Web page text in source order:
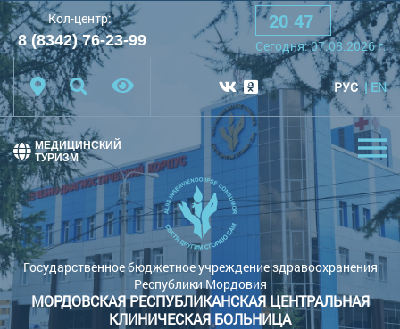
Шрифт: A A A
Цветовая схема: Черная схема
Обычный сайт
Кол-центр:
8 (8342) 76-23-99
20 47
Сегодня:07.08.2026г.
РУС EN
Государственное бюджетное учреждение здравоохранения
Республики Мордовия
МОРДОВСКАЯ РЕСПУБЛИКАНСКАЯ ЦЕНТРАЛЬНАЯ
КЛИНИЧЕСКАЯ БОЛЬНИЦА
МЕДИЦИНСКИЙ
ТУРИЗМ